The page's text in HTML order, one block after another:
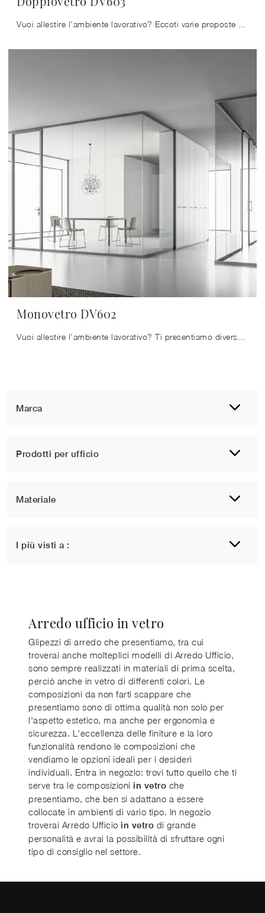
Marca
Prodotti per ufficio
Materiale
I più visti a :
Monovetro DV602
Arredo ufficio in vetro
Glipezzi di arredo che presentiamo, tra cui
troverai anche molteplici modelli di Arredo Ufficio,
sono sempre realizzati in materiali di prima scelta,
perciò anche in vetro di differenti colori. Le
composizioni da non farti scappare che
presentiamo sono di ottima qualità non solo per
l'aspetto estetico, ma anche per ergonomia e
sicurezza. L'eccellenza delle finiture e la loro
funzionalità rendono le composizioni che
vendiamo le opzioni ideali per i desideri
individuali. Entra in negozio: trovi tutto quello che ti
serve tra le composizioni in vetro che
presentiamo, che ben si adattano a essere
collocate in ambienti di vario tipo. In negozio
troverai Arredo Ufficio in vetro di grande
personalità e avrai la possibilità di sfruttare ogni
tipo di consiglio nel settore.